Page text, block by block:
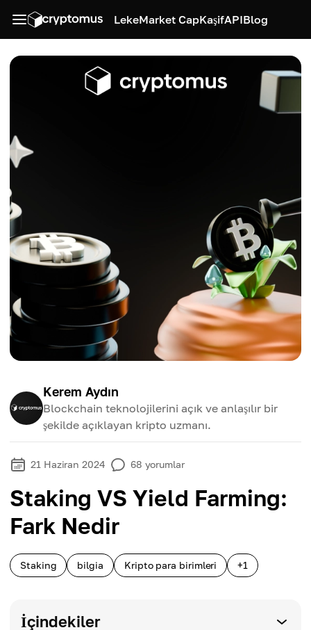
LekeMarket CapKaşifAPIBlog
Kerem Aydın
Blockchain teknolojilerini açık ve anlaşılır bir
şekilde açıklayan kripto uzmanı.
21 Haziran 2024 68 yorumlar
Staking VS Yield Farming:
Fark Nedir
Staking bilgia Kripto para birimleri +1
İçindekiler